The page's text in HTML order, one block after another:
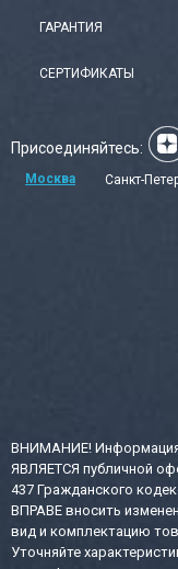
ГАРАНТИЯ
СЕРТИФИКАТЫ
Присоединяйтесь:
Москва Санкт-
ВНИМАНИЕ! Информация
ЯВЛЯЕТСЯ публичной
437 Гражданского
ВПРАВЕ вносить
вид и комплектацию
Уточняйте